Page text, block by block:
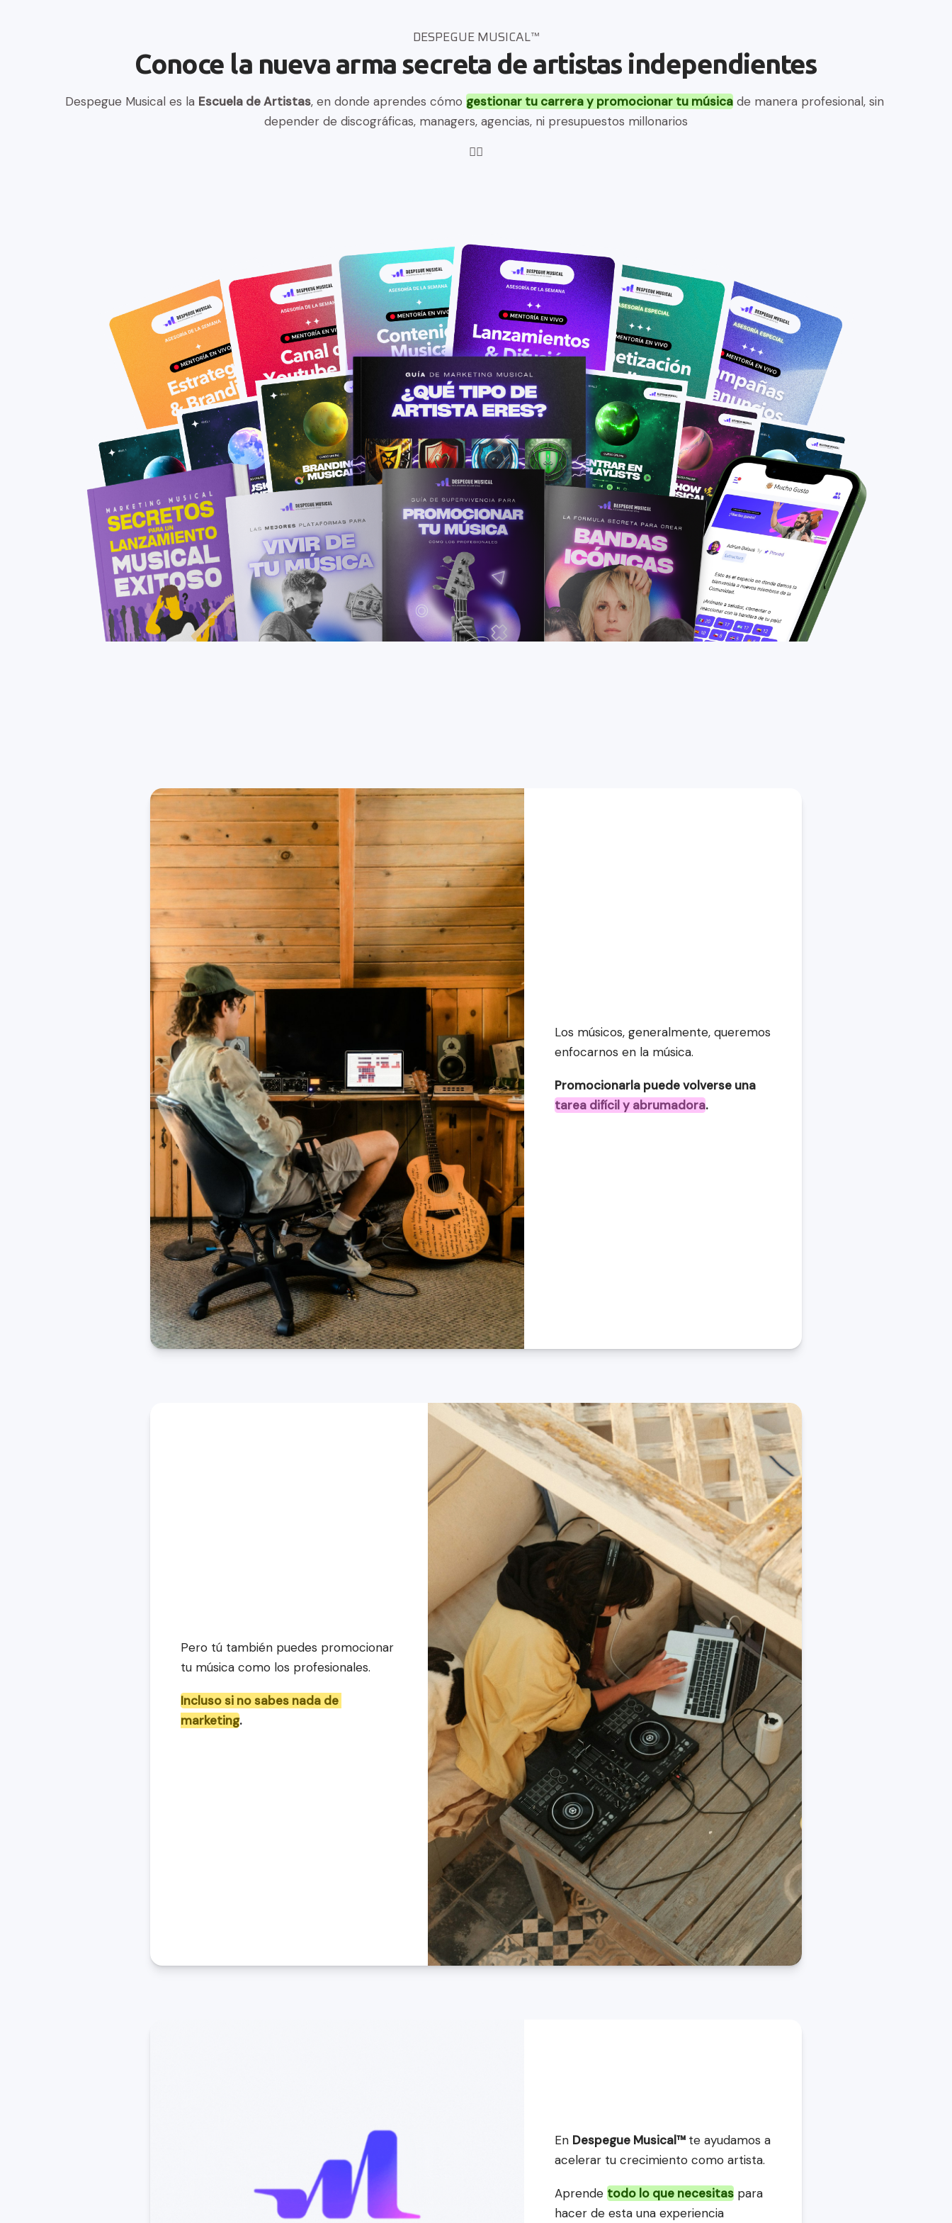
DESPEGUE MUSICAL™
Conoce la nueva arma secreta de artistas independientes
Despegue Musical es la Escuela de Artistas, en donde aprendes cómo gestionar tu carrera y promocionar tu música de manera profesional, sin
depender de discográficas, managers, agencias, ni presupuestos millonarios
👇🏼
Los músicos, generalmente, queremos
enfocarnos en la música.
Promocionarla puede volverse una
tarea difícil y abrumadora.
Pero tú también puedes promocionar
tu música como los profesionales.
Incluso si no sabes nada de
marketing.
En Despegue Musical™ te ayudamos a
acelerar tu crecimiento como artista.
Aprende todo lo que necesitas para
hacer de esta una experiencia